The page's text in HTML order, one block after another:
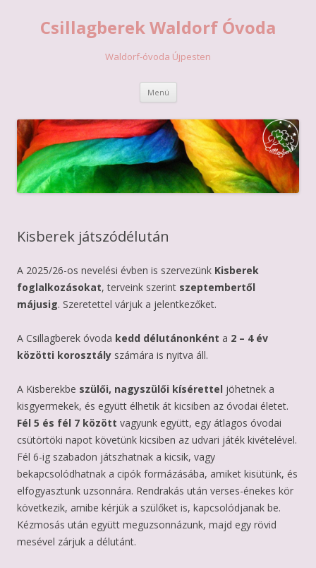
Csillagberek Waldorf Óvoda
Waldorf-óvoda Újpesten
Menü Kilépés
Kisberek játszódélután
A 2025/26-os nevelési évben is szervezünk Kisberek
foglalkozásokat, terveink szerint szeptembertől
májusig. Szeretettel várjuk a jelentkezőket.
A Csillagberek óvoda kedd délutánonként a 2 – 4 év
közötti korosztály számára is nyitva áll.
A Kisberekbe szülői, nagyszülői kísérettel jöhetnek a
kisgyermekek, és együtt élhetik át kicsiben az óvodai életet.
Fél 5 és fél 7 között vagyunk együtt, egy átlagos óvodai
csütörtöki napot követünk kicsiben az udvari játék kivételével.
Fél 6-ig szabadon játszhatnak a kicsik, vagy
bekapcsolódhatnak a cipók formázásába, amiket kisütünk, és
elfogyasztunk uzsonnára. Rendrakás után verses-énekes kör
következik, amibe kérjük a szülőket is, kapcsolódjanak be.
Kézmosás után együtt meguzsonnázunk, majd egy rövid
mesével zárjuk a délutánt.